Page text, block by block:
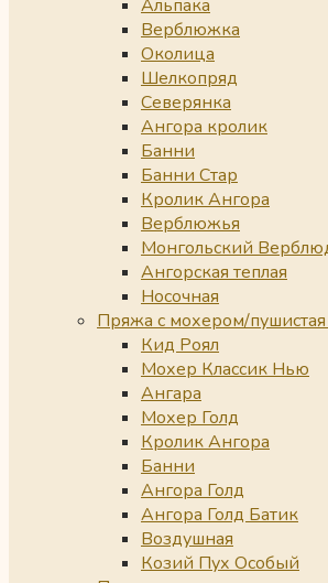
Альпака
Верблюжка
Околица
Шелкопряд
Северянка
Ангора кролик
Банни
Банни Стар
Кролик Ангора
Верблюжья
Монгольский
Ангорская теплая
Носочная
Пряжа с мохером/
Кид Роял
Мохер Классик Нью
Ангара
Мохер Голд
Кролик Ангора
Банни
Ангора Голд
Ангора Голд Батик
Воздушная
Козий Пух Особый